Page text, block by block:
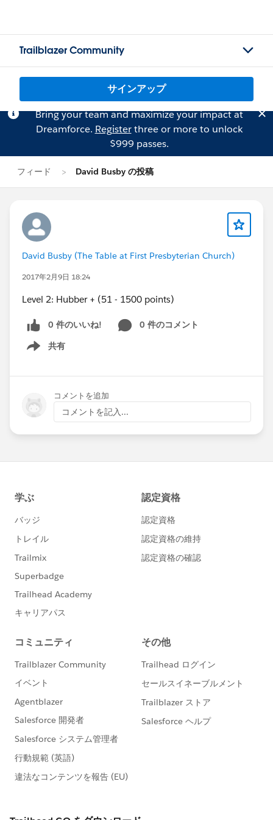
Trailblazer Community
サインアップ
Bring your team and maximize your impact at
Dreamforce. Registerthree or more to unlock
$999 passes.
フィード David Busby の投稿
David Busby (The Table at First Presbyterian Church)
2017年2月9日 18:24
Level 2: Hubber + (51 - 1500 points)
0 件のいいね!
0 件のコメント
共有
Show menu
コメントを追加
コメントを記入...